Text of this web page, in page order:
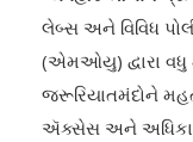
લેબ્સ અને વિવિધ
(એમઓયુ) દ્વારા
જરૂરિયાતમંદોને
ઍક્સેસ અને